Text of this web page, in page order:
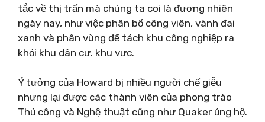
tắc về thị trấn mà chúng ta coi là đương nhiên
ngày nay, như việc phân bổ công viên, vành đai
xanh và phân vùng để tách khu công nghiệp ra
khỏi khu dân cư. khu vực.
Ý tưởng của Howard bị nhiều người chế giễu
nhưng lại được các thành viên của phong trào
Thủ công và Nghệ thuật cũng như Quaker ủng hộ.